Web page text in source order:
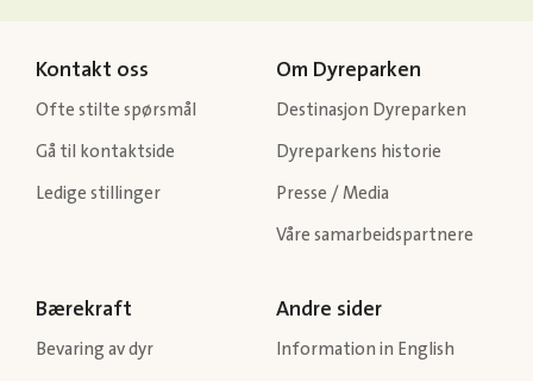
Kontakt oss
Ofte stilte spørsmål
Gå til kontaktside
Ledige stillinger
Om Dyreparken
Destinasjon Dyreparken
Dyreparkens historie
Presse / Media
Våre samarbeidspartnere
Bærekraft
Bevaring av dyr
Andre sider
Information in English